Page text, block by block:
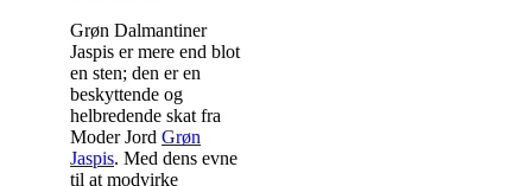
Grøn Dalmantiner
Jaspis er mere end blot
en sten; den er en
beskyttende og
helbredende skat fra
Moder Jord Grøn
Jaspis. Med dens evne
til at modvirke